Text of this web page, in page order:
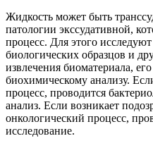
Жидкость может быть
патологии экссудативной,
процесс. Для этого
биологических образцов и
извлечения биоматериала,
биохимическому анализу.
процесс, проводится
анализ. Если возникает
онкологический процесс,
исследование.